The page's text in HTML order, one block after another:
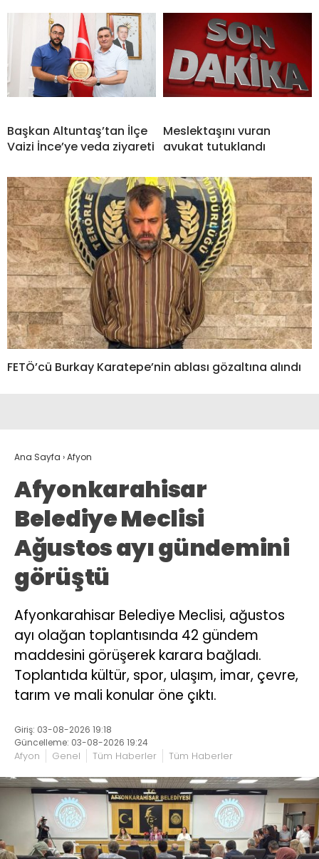
Başkan Altuntaş’tan İlçe
Vaizi İnce’ye veda ziyareti
Meslektaşını vuran
avukat tutuklandı
FETÖ’cü Burkay Karatepe’nin ablası gözaltına alındı
Ana Sayfa ›Afyon
Afyonkarahisar
Belediye Meclisi
Ağustos ayı gündemini
görüştü
Afyonkarahisar Belediye Meclisi, ağustos
ayı olağan toplantısında 42 gündem
maddesini görüşerek karara bağladı.
Toplantıda kültür, spor, ulaşım, imar, çevre,
tarım ve mali konular öne çıktı.
Giriş: 03-08-2026 19:18
Güncelleme: 03-08-2026 19:24
Afyon Genel Tüm Haberler Tüm Haberler